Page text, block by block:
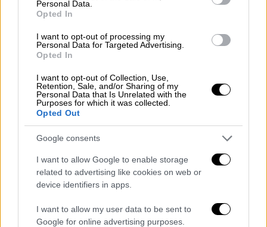
Personal Data.
Opted In
I want to opt-out of processing my
Personal Data for Targeted Advertising.
Opted In
I want to opt-out of Collection, Use,
Retention, Sale, and/or Sharing of my
Personal Data that Is Unrelated with the
Purposes for which it was collected.
Opted Out
Google consents
I want to allow Google to enable storage
related to advertising like cookies on web or
device identifiers in apps.
I want to allow my user data to be sent to
Google for online advertising purposes.
αμερικανικές εκλογές, καθώς η πιθανότητα
να κερδίσει έχει αυξηθεί κατά 6 μονάδες και
βρίσκεται πλέον στο 56%, από το 50% που
έδινε νωρίτερα.
Σύμφωνα, με όσα γράφει το ρεπορτάζ «Η
Κάμαλα Χάριςπήρε ένα μικρό προβάδισμα
στην τελευταία μας ενημέρωση, με την
πιθανότητα νίκης της να αυξάνεται από 50%
σε 56%. Χωρίς να απομένει χρόνος μέχρι τις
εκλογές, το μοντέλο μας αντιδρά έντονα στα
τελευταία δεδομένα. Η AtlasIntel
δημοσίευσε 13δημοσκοπήσεις
ποσοστά για την ίδια, ενώ προηγείται κατά
μέσο όρο σε νέες έρευνες στο Μίσιγκαν, την